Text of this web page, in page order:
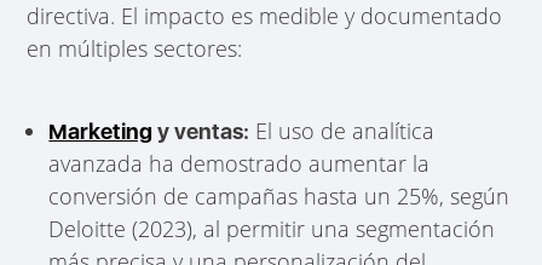
directiva. El impacto es medible y documentado
en múltiples sectores:
Marketing y ventas: El uso de analítica
avanzada ha demostrado aumentar la
conversión de campañas hasta un 25%, según
Deloitte (2023), al permitir una segmentación